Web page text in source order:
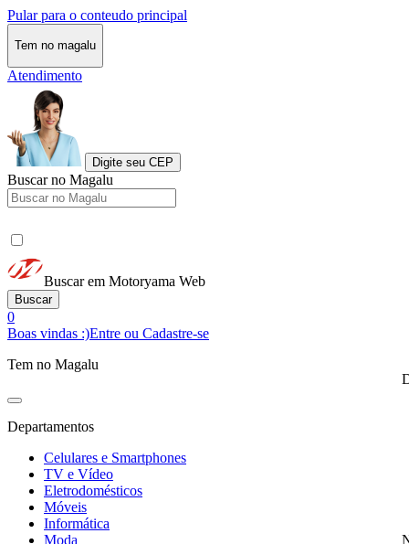
Pular para o conteudo principal
Tem no magalu
Atendimento
Digite seu CEP
Buscar no Magalu
Buscar em Motoryama Web
Buscar
0
Boas vindas :)Entre ou Cadastre-se
Tem no Magalu
Departamentos
Celulares e Smartphones
TV e Vídeo
Eletrodomésticos
Móveis
Informática
Moda